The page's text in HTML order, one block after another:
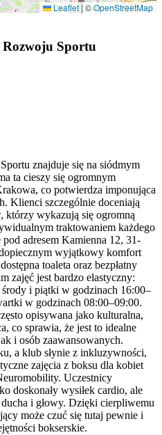
Leaflet|©OpenStreetMap
Sportu
znajduje się na siódmym
ta cieszy się ogromnym
co potwierdza imponująca
Klienci szczególnie doceniają
którzy wykazują się ogromną
traktowaniem każdego
adresem Kamienna 12, 31-
wyjątkowy komfort
toaleta oraz bezpłatny
zajęć jest bardzo elastyczny:
i piątki w godzinach 16:00–
w godzinach 08:00–09:00.
opisywana jako kulturalna,
co sprawia, że jest to idealne
i osób zaawansowanych.
a klub słynie z inkluzywności,
zajęcia z boksu dla kobiet
Uczestnicy
doskonały wysiłek cardio, ale
i głowy. Dzięki cierpliwemu
może czuć się tutaj pewnie i
bokserskie.